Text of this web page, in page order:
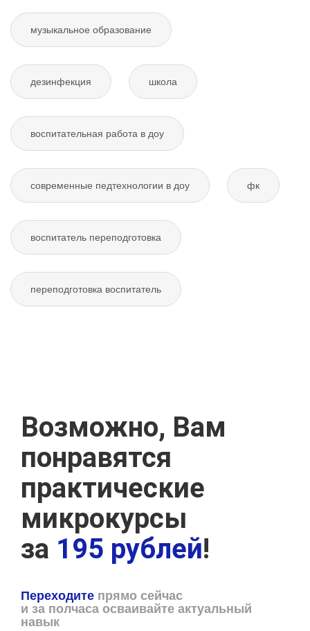
музыкальное образование
дезинфекция школа
воспитательная работа в доу
современные педтехнологии в доу фк
воспитатель переподготовка
переподготовка воспитатель
Возможно, Вам
понравятся
практические
микрокурсы
за 195 рублей!
Переходите прямо сейчас
и за полчаса осваивайте актуальный
навык